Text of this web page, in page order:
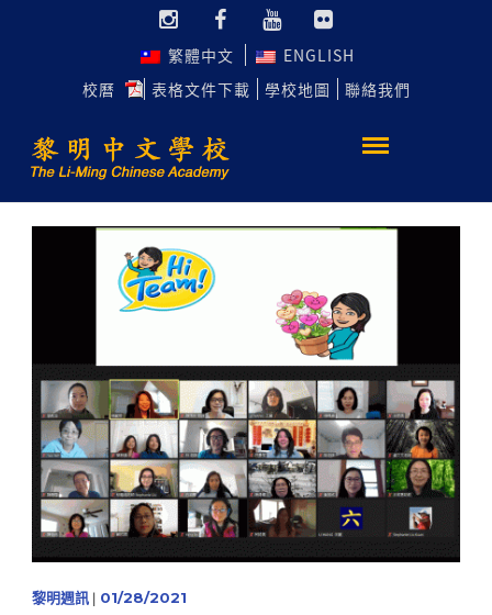
繁體中文
ENGLISH
校曆
表格文件下載 學校地圖 聯絡我們
黎明週訊| 01/28/2021